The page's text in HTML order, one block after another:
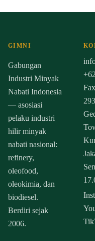
GIMNI
Gabungan
Industri Minyak
Nabati Indonesia
— asosiasi
pelaku industri
hilir minyak
nabati nasional:
refinery,
oleofood,
oleokimia, dan
biodiesel.
Berdiri sejak
2006.